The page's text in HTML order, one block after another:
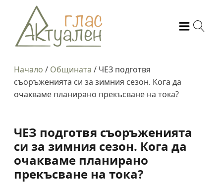
Начало / Общината / ЧЕЗ подготвя
съоръженията си за зимния сезон. Кога да
очакваме планирано прекъсване на тока?
ЧЕЗ подготвя съоръженията
си за зимния сезон. Кога да
очакваме планирано
прекъсване на тока?